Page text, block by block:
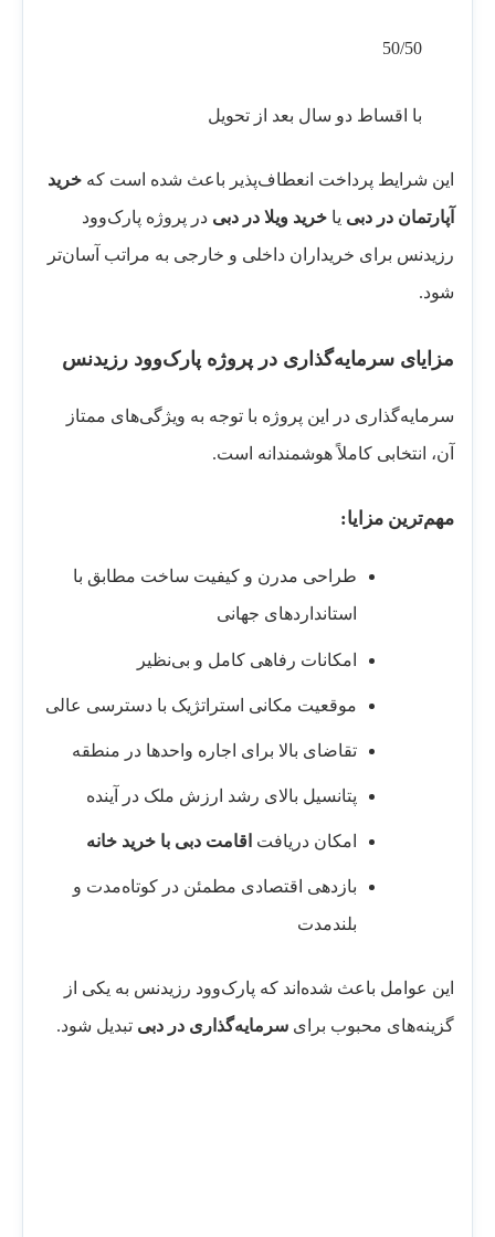
با اقساط دو سال بعد از تحویل
این شرایط پرداخت انعطاف‌پذیر باعث شده است کهخرید
آپارتمان در دبییاخرید ویلا در دبیدر پروژه پارک‌وود
رزیدنس برای خریداران داخلی و خارجی به مراتب آسان‌تر
شود.
مزایای سرمایه‌گذاری در پروژه پارک‌وود رزیدنس
سرمایه‌گذاری در این پروژه با توجه به ویژگی‌های ممتاز
آن، انتخابی کاملاً هوشمندانه است.
مهم‌ترین مزایا:
طراحی مدرن و کیفیت ساخت مطابق با
استانداردهای جهانی
امکانات رفاهی کامل و بی‌نظیر
موقعیت مکانی استراتژیک با دسترسی عالی
تقاضای بالا برای اجاره واحدها در منطقه
پتانسیل بالای رشد ارزش ملک در آینده
امکان دریافتاقامت دبی با خرید خانه
بازدهی اقتصادی مطمئن در کوتاه‌مدت و
بلندمدت
این عوامل باعث شده‌اند که پارک‌وود رزیدنس به یکی از
گزینه‌های محبوب برایسرمایه‌گذاری در دبیتبدیل شود.